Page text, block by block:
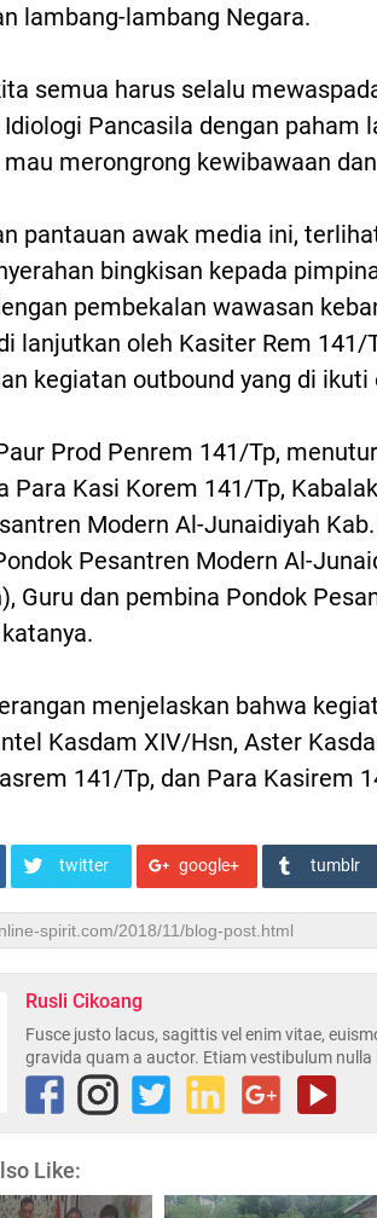
lambang-lambang Negara.
semua harus selalu
Pancasila dengan paham
merongrong kewibawaan
pantauan awak media ini,
bingkisan kepada
pembekalan wawasan
lanjutkan oleh Kasiter Rem 141/
kegiatan outbound yang di
Prod Penrem 141/Tp,
Para Kasi Korem 141/Tp,
Modern Al-Junaidiyah
Pesantren Modern Al-
Guru dan pembina Pondok
menjelaskan bahwa
Kasdam XIV/Hsn, Aster
141/Tp, dan Para Kasirem
twitter google+ tumblr
Rusli Cikoang
Fusce justo lacus, sagittis vel enim vitae,
gravida quam a auctor. Etiam vestibulum
Like: